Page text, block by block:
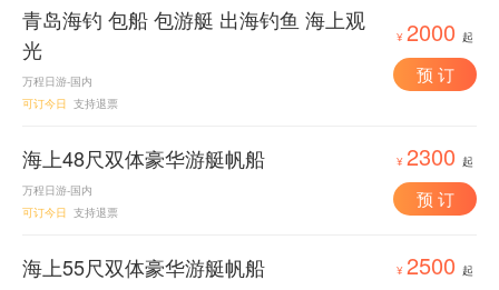
青岛海钓 包船 包游艇 出海钓鱼 海上观
光
万程日游-国内
可订今日 支持退票
¥ 2000 起
预 订
海上48尺双体豪华游艇帆船
万程日游-国内
可订今日 支持退票
¥ 2300 起
预 订
海上55尺双体豪华游艇帆船 ¥ 2500 起